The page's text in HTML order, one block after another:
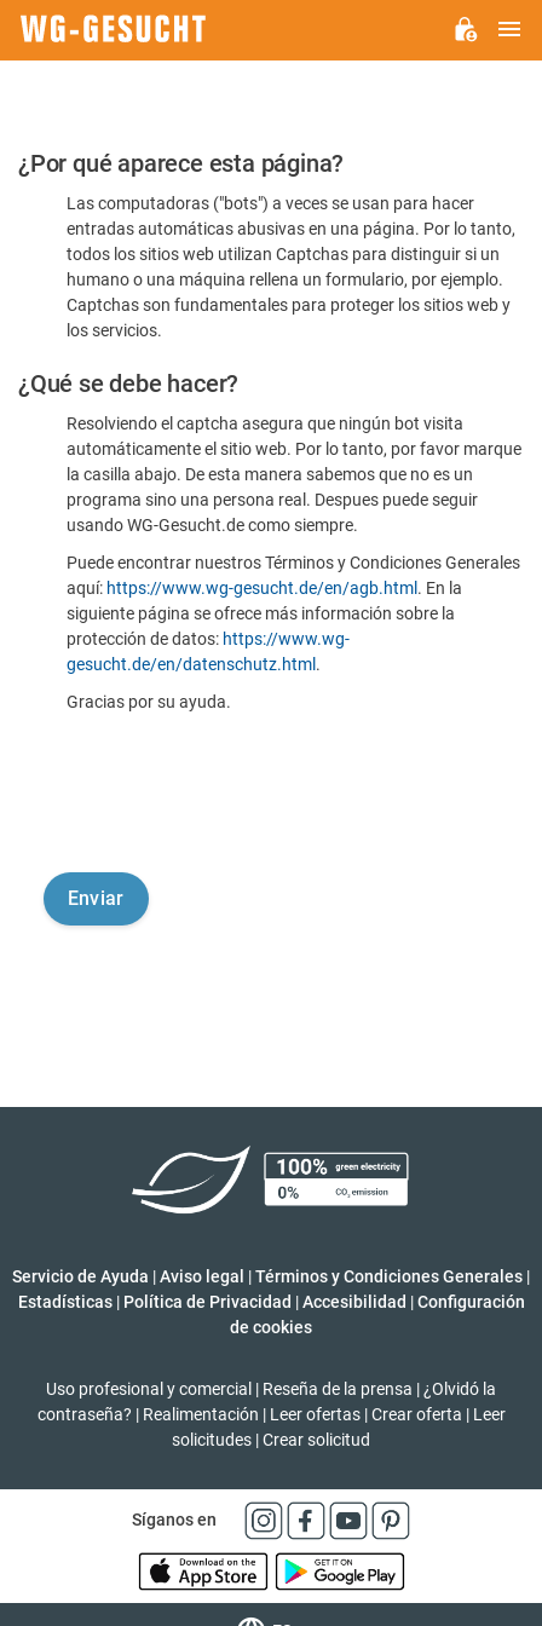
Por
favor,
confirme
humano
¿Por qué aparece esta página?
Las computadoras ("bots") a veces se usan para hacer
entradas automáticas abusivas en una página. Por lo tanto,
todos los sitios web utilizan Captchas para distinguir si un
humano o una máquina rellena un formulario, por ejemplo.
Captchas son fundamentales para proteger los sitios web y
los servicios.
¿Qué se debe hacer?
Resolviendo el captcha asegura que ningún bot visita
automáticamente el sitio web. Por lo tanto, por favor marque
la casilla abajo. De esta manera sabemos que no es un
programa sino una persona real. Despues puede seguir
usando WG-Gesucht.de como siempre.
Puede encontrar nuestros Términos y Condiciones Generales
aquí: https://www.wg-gesucht.de/en/agb.html . En la
siguiente página se ofrece más información sobre la
protección de datos: https://www.wg-
gesucht.de/en/datenschutz.html .
Gracias por su ayuda.
Servicio de Ayuda |Aviso legal |Términos y Condiciones Generales |
Estadísticas | Política de Privacidad | Accesibilidad | Configuración
de cookies
Uso profesional y comercial | Reseña de la prensa | ¿Olvidó la
contraseña? | Realimentación | Leer ofertas | Crear oferta | Leer
solicitudes |Crear solicitud
Síganos en